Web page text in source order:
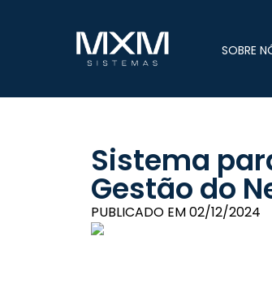
SOBRE
Sistema
Gestão do
PUBLICADO EM02/12/2024